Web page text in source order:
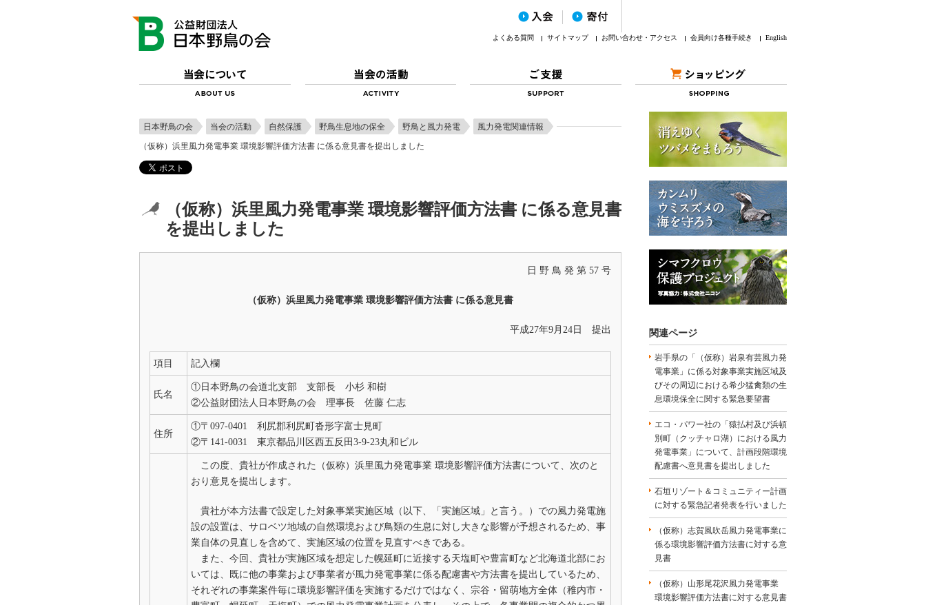
よくある質問 サイトマップ お問い合わせ・アクセス 会員向け各種手続き English
日本野鳥の会 当会の活動 自然保護 野鳥生息地の保全 野鳥と風力発電
風力発電関連情報
（仮称）浜里風力発電事業 環境影響評価方法書 に係る意見書を提出しました
（仮称）浜里風力発電事業 環境影響評価方法書 に係る意見書
を提出しました
日 野 鳥 発 第 57 号
（仮称）浜里風力発電事業 環境影響評価方法書 に係る意見書
平成27年9月24日 提出
項目 記入欄
氏名
①日本野鳥の会道北支部 支部長 小杉 和樹
②公益財団法人日本野鳥の会 理事長 佐藤 仁志
住所
①〒097-0401 利尻郡利尻町沓形字富士見町
②〒141-0031 東京都品川区西五反田3-9-23丸和ビル
この度、貴社が作成された（仮称）浜里風力発電事業 環境影響評価方法書について、次のと
おり意見を提出します。
貴社が本方法書で設定した対象事業実施区域（以下、「実施区域」と言う。）での風力発電施
設の設置は、サロベツ地域の自然環境および鳥類の生息に対し大きな影響が予想されるため、事
業自体の見直しを含めて、実施区域の位置を見直すべきである。
また、今回、貴社が実施区域を想定した幌延町に近接する天塩町や豊富町など北海道北部にお
いては、既に他の事業および事業者が風力発電事業に係る配慮書や方法書を提出しているため、
それぞれの事業案件毎に環境影響評価を実施するだけではなく、宗谷・留萌地方全体（稚内市・
関連ページ
岩手県の「（仮称）岩泉有芸風力発
電事業」に係る対象事業実施区域及
びその周辺における希少猛禽類の生
息環境保全に関する緊急要望書
エコ・パワー社の「猿払村及び浜頓
別町（クッチャロ湖）における風力
発電事業」について、計画段階環境
配慮書へ意見書を提出しました
石垣リゾート＆コミュニティー計画
に対する緊急記者発表を行いました
（仮称）志賀風吹岳風力発電事業に
係る環境影響評価方法書に対する意
見書
（仮称）山形尾花沢風力発電事業
環境影響評価方法書に対する意見書